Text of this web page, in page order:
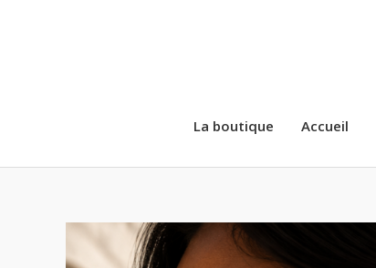
La boutique Accueil